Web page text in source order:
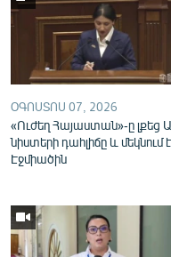
ՕԳՈՍՏՈՍ 07, 2026
«Ուժեղ Հայաստան»-ը լքեց
նիստերի դահլիճը և մեկնում է
Էջմիածին